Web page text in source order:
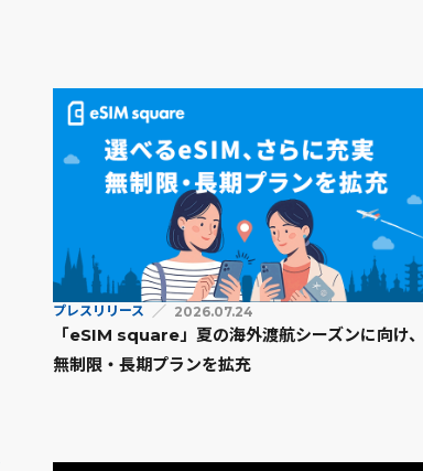
プレスリリース 2026.07.24
「eSIM square」夏の海外渡航シーズンに向け、
無制限・長期プランを拡充